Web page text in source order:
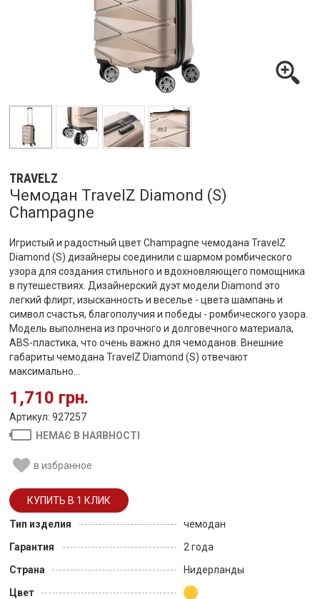
TRAVELZ
Чемодан TravelZ Diamond (S)
Champagne
Игристый и радостный цвет Champagne чемодана TravelZ
Diamond (S) дизайнеры соединили с шармом ромбического
узора для создания стильного и вдохновляющего помощника
в путешествиях. Дизайнерский дуэт модели Diamond это
легкий флирт, изысканность и веселье - цвета шампань и
символ счастья, благополучия и победы - ромбического узора.
Модель выполнена из прочного и долговечного материала,
ABS-пластика, что очень важно для чемоданов. Внешние
габариты чемодана TravelZ Diamond (S) отвечают
максимально...
1,710 грн.
Артикул: 927257
НЕМАЄ В НАЯВНОСТІ
в избранное
Тип изделия
чемодан
Гарантия
2 года
Страна
Нидерланды
Цвет